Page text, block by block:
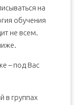
на
обучения
не всем.
– под Вас
в группах